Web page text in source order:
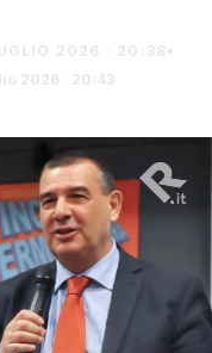
2026 · 20:38•
2026 · 20:43